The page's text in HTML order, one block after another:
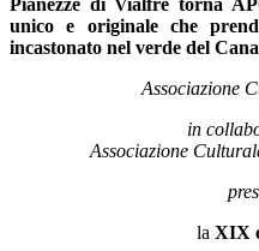
unico e originale che
incastonato nel verde del
Associazione
in
Associazione
la XIX